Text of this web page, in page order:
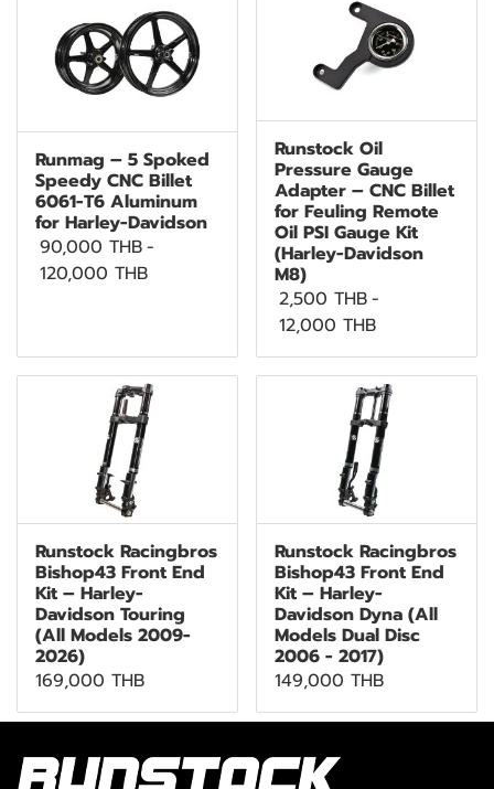
Runmag – 5 Spoked
Speedy CNC Billet
6061-T6 Aluminum
for Harley-Davidson
90,000 THB-
120,000 THB
Runstock Oil
Pressure Gauge
Adapter – CNC Billet
for Feuling Remote
Oil PSI Gauge Kit
(Harley-Davidson
M8)
2,500 THB-
12,000 THB
Runstock Racingbros
Bishop43 Front End
Kit – Harley-
Davidson Touring
(All Models 2009-
2026)
169,000 THB
Runstock Racingbros
Bishop43 Front End
Kit – Harley-
Davidson Dyna (All
Models Dual Disc
2006 - 2017)
149,000 THB